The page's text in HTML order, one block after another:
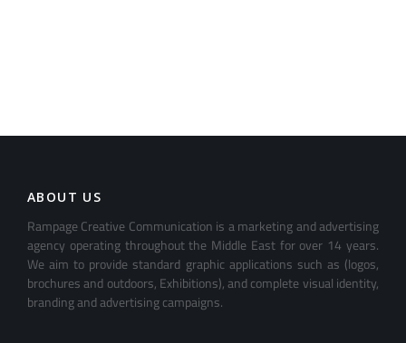
ABOUT US
Rampage Creative Communication is a marketing and advertising
agency operating throughout the Middle East for over 14 years.
We aim to provide standard graphic applications such as (logos,
brochures and outdoors, Exhibitions), and complete visual identity,
branding and advertising campaigns.